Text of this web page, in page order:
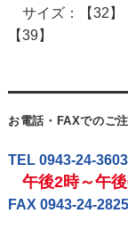
サイズ：【32】
【39】
お電話・FAXでのご
TEL 0943-24-3603
午後2時～午
FAX 0943-24-2825